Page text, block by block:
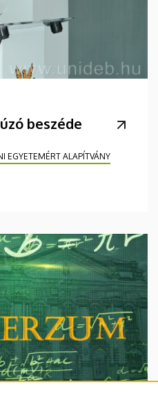
beszéde
EGYETEMÉRT ALAPÍTVÁNY